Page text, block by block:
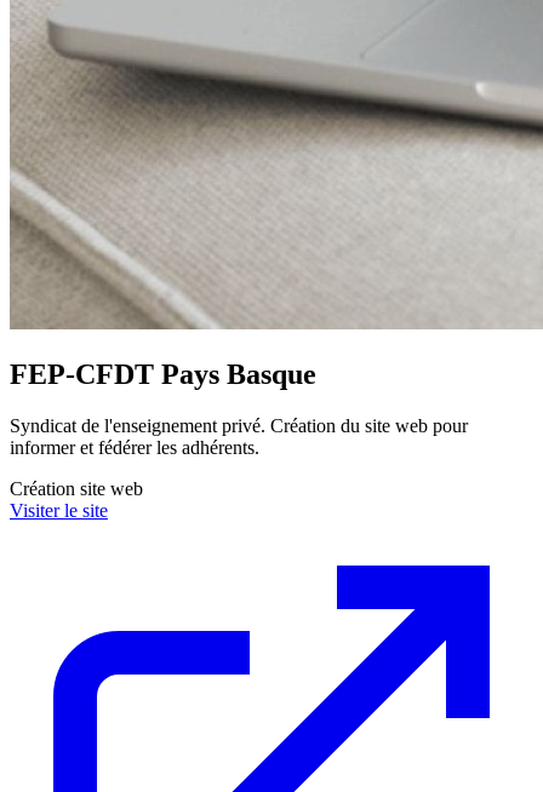
FEP-CFDT Pays Basque
Syndicat de l'enseignement privé. Création du site web pour
informer et fédérer les adhérents.
Création site web
Visiter le site